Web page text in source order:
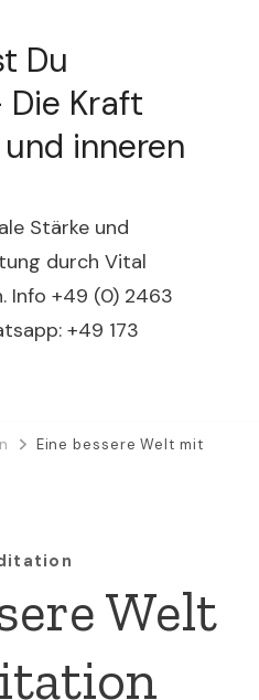
Du
Die Kraft
inneren
Stärke und
durch Vital
Info +49 (0) 2463
+49 173
Eine bessere Welt mit
Welt